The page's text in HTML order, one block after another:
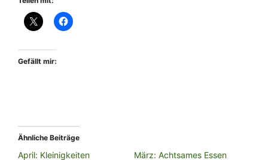
Gefällt mir:
Ähnliche Beiträge
April: Kleinigkeiten
März: Achtsames Essen